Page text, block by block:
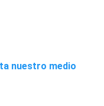
nuestro medio